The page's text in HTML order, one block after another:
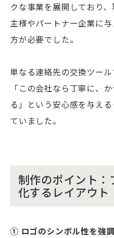
クな事業を展開しており
主様やパートナー企業に
方が必要でした。
単なる連絡先の交換ツー
「この会社なら丁寧に、
る」という安心感を与え
ていました。
制作のポイント：
化するレイアウト
① ロゴのシンボル性を強